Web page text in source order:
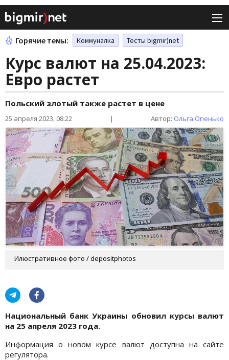
Горячие темы: Коммуналка Тесты bigmir)net
Курс валют на 25.04.2023:
Евро растет
Польский злотый также растет в цене
25 апреля 2023, 08:22 | Автор: Ольга Опенько
Илюстративное фото / depositphotos
Национальный банк Украины обновил курсы валют
на 25 апреля 2023 года.
Информация о новом курсе валют доступна на сайте
регулятора.